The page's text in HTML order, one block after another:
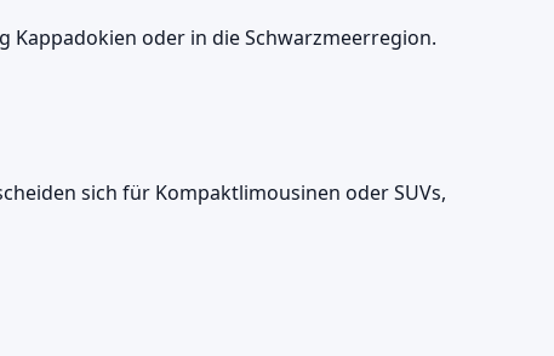
oder in die Schwarzmeerregion.
sich für Kompaktlimousinen oder SUVs,